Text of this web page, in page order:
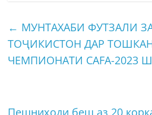
← МУНТАХАБИ ФУТЗАЛИ
ТОҶИКИСТОН ДАР
ЧЕМПИОНАТИ CAFA-2023
Пешниҳоди беш аз 20